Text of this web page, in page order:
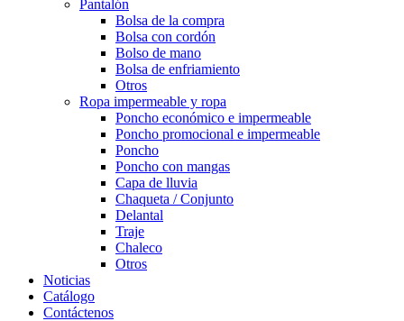
Pantalón
Bolsa de la compra
Bolsa con cordón
Bolso de mano
Bolsa de enfriamiento
Otros
Ropa impermeable y ropa
Poncho económico e impermeable
Poncho promocional e impermeable
Poncho
Poncho con mangas
Capa de lluvia
Chaqueta / Conjunto
Delantal
Traje
Chaleco
Otros
Noticias
Catálogo
Contáctenos